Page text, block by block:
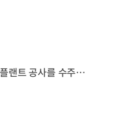
현대건설이 이라크 가스 개발 통합 프로젝트의 일환인 초대형 해수 처리 플랜트 공사를 수주했습니다. 현대건설은 지난 14일, 이라크 바그다드에 있는 이라크 총리실에서 4조 원 규모의 해수공급시설 프로젝트에 관한 계약을 체결했는데요. 이번 프로젝트를 통해 코르 알 주바이르 항구 인근에 건설될 초대형 플랜트는 하루 500만 배럴 용량의 용수를 생산해 원유 증산에 사용될 것으로 기대됩니다. 현대건설은 1978년 바스라 하수도 1단계 공사를 시작으로, 주요한 국책 공사를 수행해 왔는데요. 앞으로도 탁월한 공사 수행 능력과 오랜 신뢰를 기반으로 글로벌 플랜트 강자의 위상을 높여 나갈 계획입니다.